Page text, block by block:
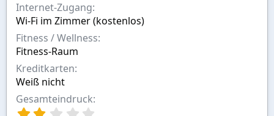
Internet-Zugang
Wi-Fi im Zimmer (kostenlos)
Fitness / Wellness
Fitness-Raum
Kreditkarten
Weiß nicht
Gesamteindruck